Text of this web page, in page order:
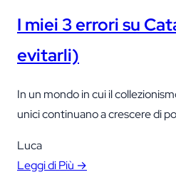
I miei 3 errori su
evitarli)
In un mondo in cui il
unici continuano a crescere di
appassionati di tutto il mondo.
dinamica è un vero paradiso
Luca
Leggi di Più →